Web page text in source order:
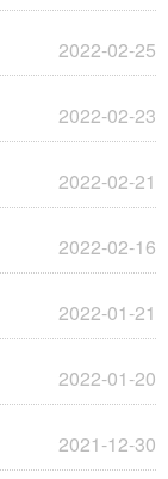
2022-02-25
2022-02-23
2022-02-21
2022-02-16
2022-01-21
2022-01-20
2021-12-30